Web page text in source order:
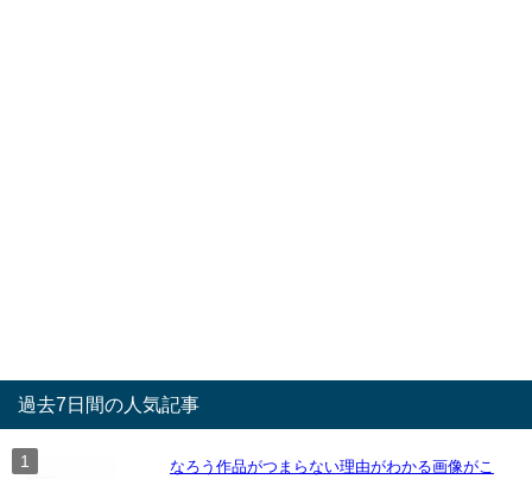
過去7日間の人気記事
なろう作品がつまらない理由がわかる画像がこ